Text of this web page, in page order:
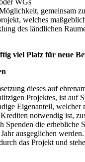
gemeinsam
welches
des ländlichen
viel Platz für neue
dieses auf
Projektes, ist auf
Eigenanteil, welcher
notwendig ist,
Spenden die erhebliche
ausgeglichen
das Projekt und